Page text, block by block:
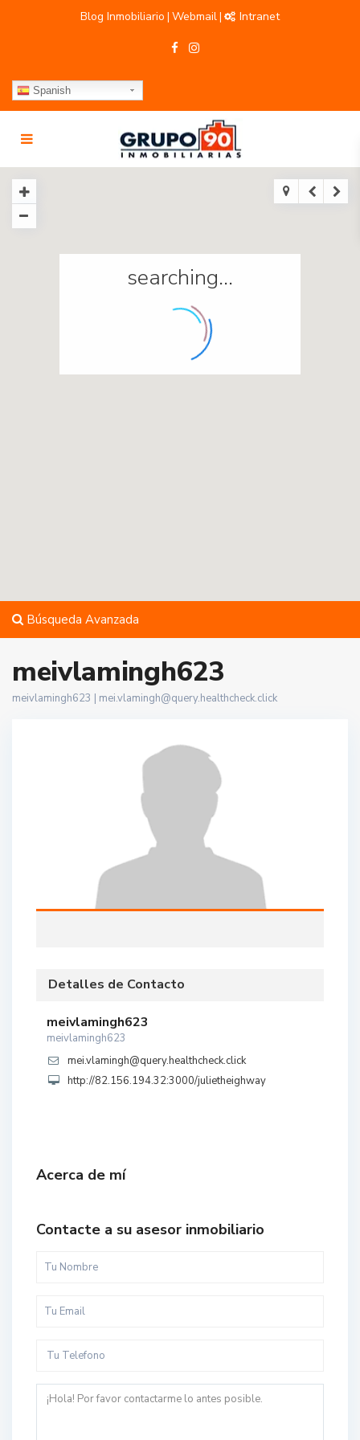
Blog Inmobiliario | Webmail| Intranet
Spanish
searching...
Búsqueda Avanzada
meivlamingh623
meivlamingh623 | mei.vlamingh@query.healthcheck.click
Detalles de Contacto
meivlamingh623
meivlamingh623
mei.vlamingh@query.healthcheck.click
http://82.156.194.32:3000/julietheighway
Acerca de mí
Contacte a su asesor inmobiliario